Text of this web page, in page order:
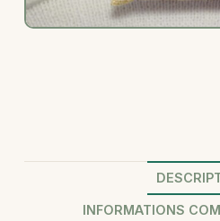
INFORMATIONS